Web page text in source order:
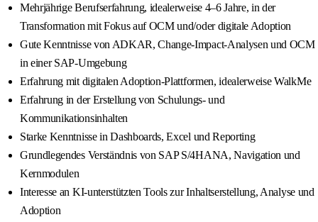
Mehrjährige Berufserfahrung, idealerweise 4–6 Jahre, in der
Transformation mit Fokus auf OCM und/oder digitale Adoption
Gute Kenntnisse von ADKAR, Change-Impact-Analysen und OCM
in einer SAP-Umgebung
Erfahrung mit digitalen Adoption-Plattformen, idealerweise WalkMe
Erfahrung in der Erstellung von Schulungs- und
Kommunikationsinhalten
Starke Kenntnisse in Dashboards, Excel und Reporting
Grundlegendes Verständnis von SAP S/4HANA, Navigation und
Kernmodulen
Interesse an KI-unterstützten Tools zur Inhaltserstellung, Analyse und
Adoption